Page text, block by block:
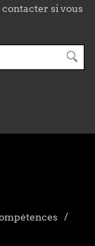
contacter si vous